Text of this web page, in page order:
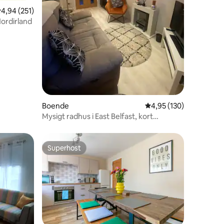
av 5 i genomsnittligt betyg, 251 omdömen
4,94 (251)
Boende 4,95 av 5 i
4,95 (130)
Mysigt radhus i East Belfast, kort
Superhost
Superhost